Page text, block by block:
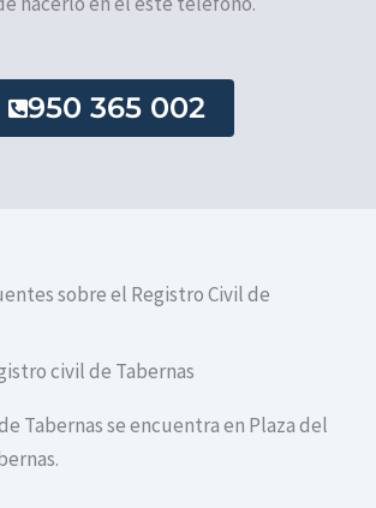
950 365 002
sobre el Registro Civil de
civil de Tabernas
Tabernas se encuentra en Plaza del